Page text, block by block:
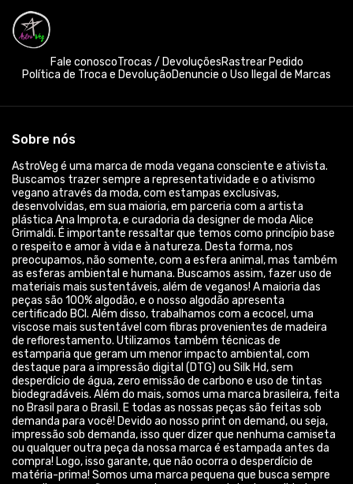
Fale conoscoTrocas / DevoluçõesRastrear Pedido
Política de Troca e DevoluçãoDenuncie o Uso Ilegal de Marcas
Sobre nós
AstroVeg é uma marca de moda vegana consciente e ativista.
Buscamos trazer sempre a representatividade e o ativismo
vegano através da moda, com estampas exclusivas,
desenvolvidas, em sua maioria, em parceria com a artista
plástica Ana Improta, e curadoria da designer de moda Alice
Grimaldi. É importante ressaltar que temos como princípio base
o respeito e amor à vida e à natureza. Desta forma, nos
preocupamos, não somente, com a esfera animal, mas também
as esferas ambiental e humana. Buscamos assim, fazer uso de
materiais mais sustentáveis, além de veganos! A maioria das
peças são 100% algodão, e o nosso algodão apresenta
certificado BCI. Além disso, trabalhamos com a ecocel, uma
viscose mais sustentável com fibras provenientes de madeira
de reflorestamento. Utilizamos também técnicas de
estamparia que geram um menor impacto ambiental, com
destaque para a impressão digital (DTG) ou Silk Hd, sem
desperdício de água, zero emissão de carbono e uso de tintas
biodegradáveis. Além do mais, somos uma marca brasileira, feita
no Brasil para o Brasil. E todas as nossas peças são feitas sob
demanda para você! Devido ao nosso print on demand, ou seja,
impressão sob demanda, isso quer dizer que nenhuma camiseta
ou qualquer outra peça da nossa marca é estampada antes da
compra! Logo, isso garante, que não ocorra o desperdício de
matéria-prima! Somos uma marca pequena que busca sempre